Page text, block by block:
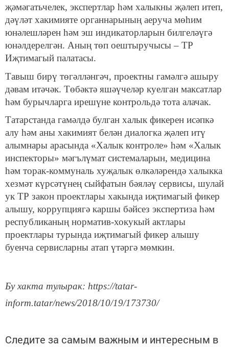
җәмәгатьчелек, экспертлар һәм халыкны җәлеп итеп,
дәүләт хакимияте органнарының аеруча мөһим
юнәлешләрен һәм эш индикаторларын билгеләүгә
юнәлдерелгән. Аның төп оештыручысы – ТР
Иҗтимагый палатасы.
Тавыш бирү төгәлләнгәч, проектны гамәлгә ашыру
дәвам итәчәк. Төбәктә яшәүчеләр куелган максатлар
һәм бурычларга ирешүне контрольдә тота алачак.
Татарстанда гамәлдә булган халык фикерен исәпкә
алу һәм аны хакимият белән диалогка җәлеп итү
алымнары арасында «Халык контроле» һәм «Халык
инспекторы» мәгълүмат системаларын, медицина
һәм торак-коммуналь хуҗалык өлкәләрендә халыкка
хезмәт күрсәтүнең сыйфатын бәяләү сервисы, шулай
ук ТР закон проектлары хакында иҗтимагый фикер
алышу, коррупциягә каршы бәйсез экспертиза һәм
республиканың норматив-хокукый актлары
проектлары турында иҗтимагый фикер алышу
буенча сервисларны атап үтәргә мөмкин.
Бу хакта тулырак: https://tatar-
inform.tatar/news/2018/10/19/173730/
Следите за самым важным и интересным в